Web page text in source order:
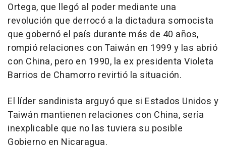
Ortega, que llegó al poder mediante una
revolución que derrocó a la dictadura somocista
que gobernó el país durante más de 40 años,
rompió relaciones con Taiwán en 1999 y las abrió
con China, pero en 1990, la ex presidenta Violeta
Barrios de Chamorro revirtió la situación.
El líder sandinista arguyó que si Estados Unidos y
Taiwán mantienen relaciones con China, sería
inexplicable que no las tuviera su posible
Gobierno en Nicaragua.